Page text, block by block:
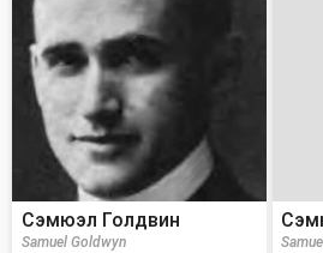
Сэмюэл Голдвин
Samuel Goldwyn